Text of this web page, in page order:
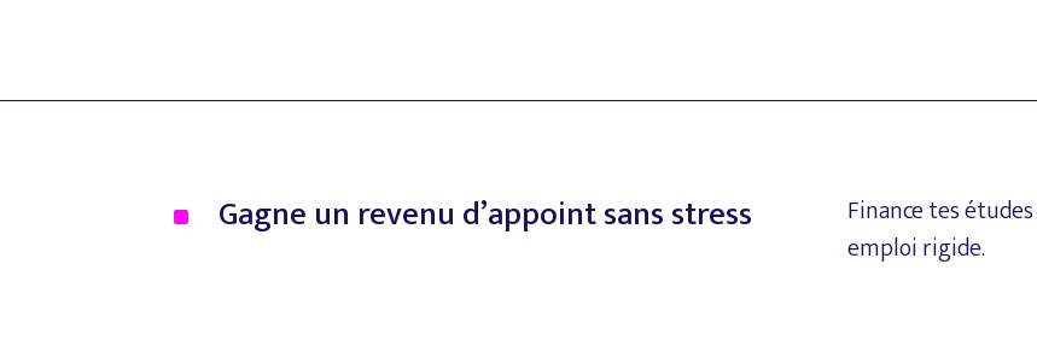
^ Gagne un revenu d’appointsansstress Financetesétudes
emploirigide.